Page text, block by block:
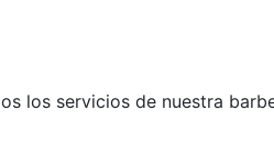
los servicios de nuestra